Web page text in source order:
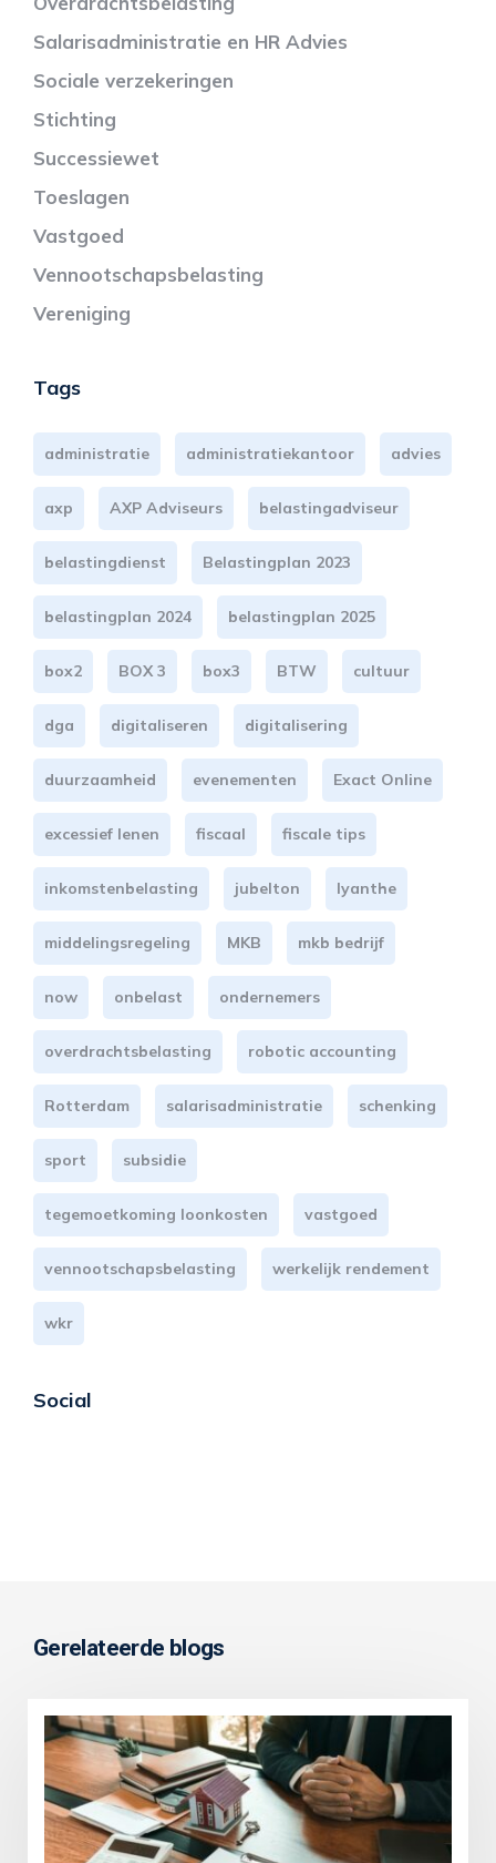
Salarisadministratie en HR Advies
Sociale verzekeringen
Stichting
Successiewet
Toeslagen
Vastgoed
Vennootschapsbelasting
Vereniging
Tags
administratie administratiekantoor advies
axp AXP Adviseurs belastingadviseur
belastingdienst Belastingplan 2023
belastingplan 2024 belastingplan 2025
box2 BOX 3 box3 BTW cultuur
dga digitaliseren digitalisering
duurzaamheid evenementen Exact Online
excessief lenen fiscaal fiscale tips
inkomstenbelasting jubelton lyanthe
middelingsregeling MKB mkb bedrijf
now onbelast ondernemers
overdrachtsbelasting robotic accounting
Rotterdam salarisadministratie schenking
sport subsidie
tegemoetkoming loonkosten vastgoed
vennootschapsbelasting werkelijk rendement
wkr
Social
Gerelateerde blogs